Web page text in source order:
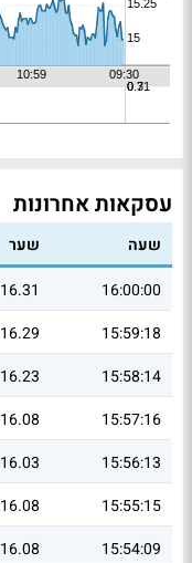
עסקאות אחרונות
שעה שער
16:00:00
16.31
15:59:18
16.29
15:58:14
16.23
15:57:16
16.08
15:56:13
16.03
15:55:15
16.08
15:54:09
16.08